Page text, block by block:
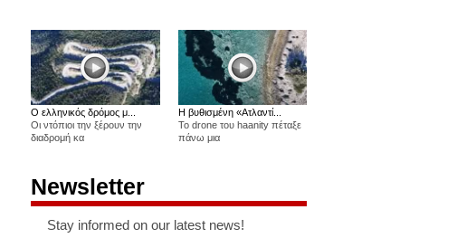
Ο ελληνικός δρόμος μ...
Οι ντόπιοι την ξέρουν την
διαδρομή κα
Η βυθισμένη «Ατλαντί...
Το drone του haanity πέταξε
πάνω μια
Newsletter
Stay informed on our latest news!